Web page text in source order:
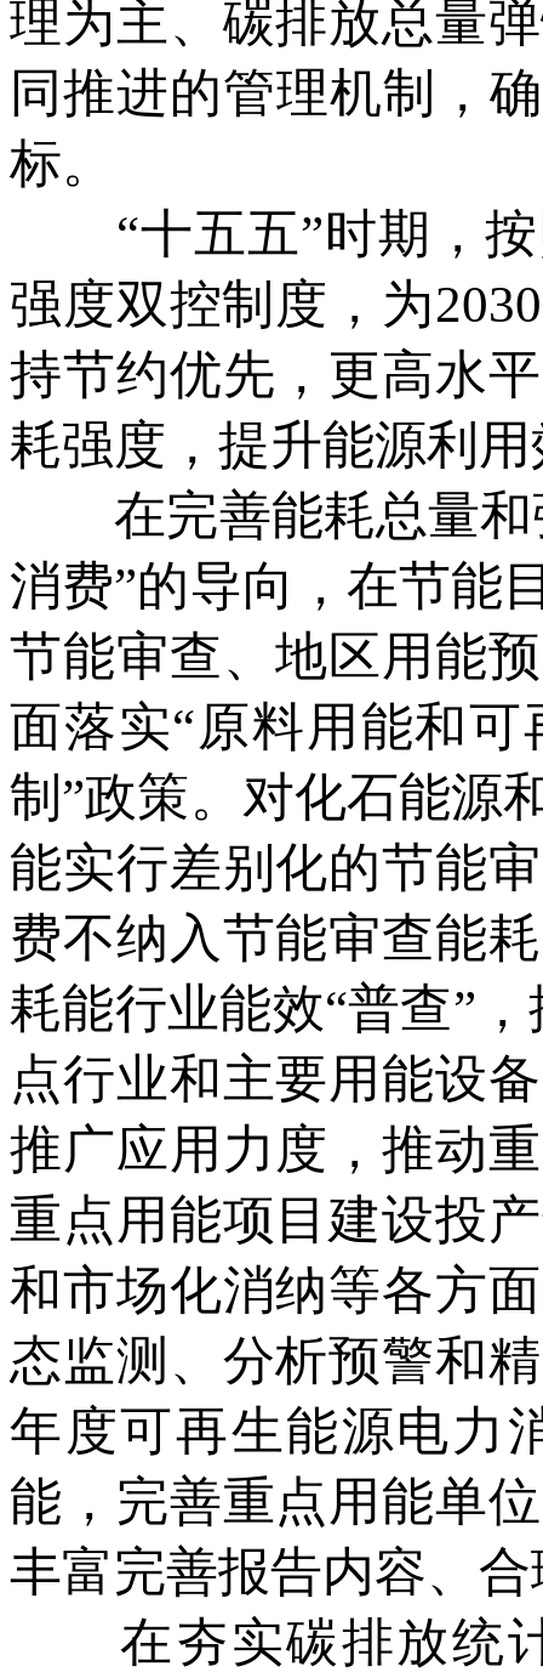
理为主、碳排放总量
同推进的管理机制，
标。
“十五五”时期，按
强度双控制度，为
持节约优先，更高水
耗强度，提升能源利
在完善能耗总量和
消费”的导向，在节能
节能审查、地区用能
面落实“原料用能和
制”政策。对化石能源
能实行差别化的节能
费不纳入节能审查能
耗能行业能效“普查”
点行业和主要用能设
推广应用力度，推动
重点用能项目建设投
和市场化消纳等各方
态监测、分析预警和
年度可再生能源电力
能，完善重点用能单
丰富完善报告内容、
在夯实碳排放统计